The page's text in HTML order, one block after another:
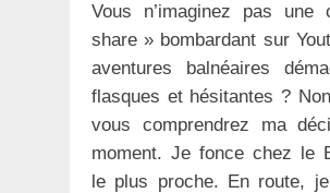
Vous n’imaginez pas une
share » bombardant sur
aventures balnéaires
flasques et hésitantes ?
vous comprendrez ma
moment. Je fonce chez le
le plus proche. En route, je